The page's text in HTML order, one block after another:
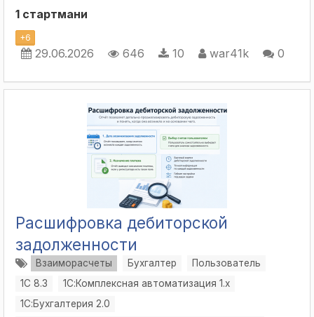
1 стартмани
+6
29.06.2026 646 10 war41k 0
Расшифровка дебиторской
задолженности
Взаиморасчеты Бухгалтер
Пользователь
1С 8.3
1С:Комплексная автоматизация 1.х
1С:Бухгалтерия 2.0